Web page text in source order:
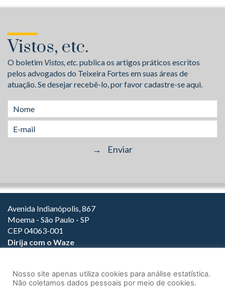
Vistos, etc.
O boletim Vistos, etc.publica os artigos práticos escritos
pelos advogados do Teixeira Fortes em suas áreas de
atuação. Se desejar recebê-lo, por favor cadastre-se aqui.
Avenida Indianópolis, 867
Moema - São Paulo - SP
CEP 04063-001
Dirija com o Waze
(11) 3147-1800
Nosso site apenas utiliza cookies para análise estatística.
Não coletamos dados pessoais por meio de cookies.